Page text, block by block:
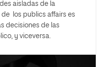
aisladas de la
los publics affairs es
decisiones de las
y viceversa.